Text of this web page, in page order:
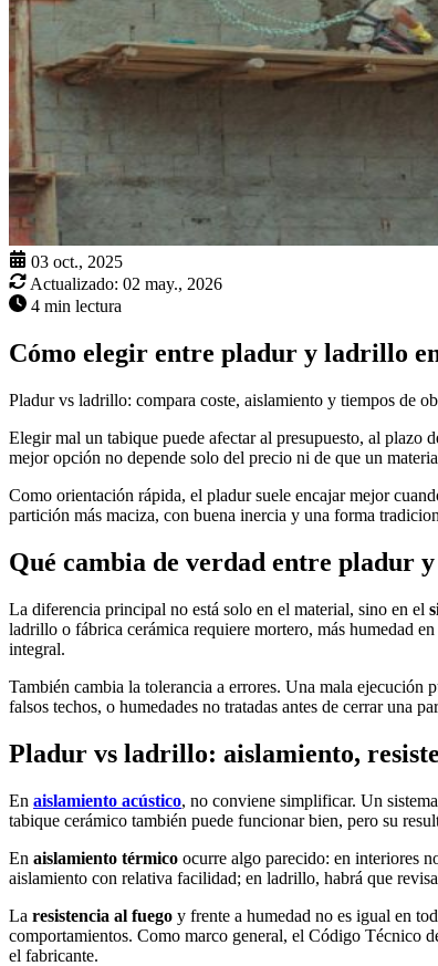
03 oct., 2025
Actualizado: 02 may., 2026
4 min lectura
Cómo elegir entre pladur y ladrillo
Pladur vs ladrillo: compara coste, aislamiento y tiempos de
Elegir mal un tabique puede afectar al presupuesto, al plazo
mejor opción no depende solo del precio ni de que un
Como orientación rápida, el pladur suele encajar mejor
partición más maciza, con buena inercia y una forma
Qué cambia de verdad entre pladur
La diferencia principal no está solo en el material, sino en el
ladrillo o fábrica cerámica requiere mortero, más humedad
integral.
También cambia la tolerancia a errores. Una mala ejecución
falsos techos, o humedades no tratadas antes de cerrar una
Pladur vs ladrillo: aislamiento,
En aislamiento acústico, no conviene simplificar. Un
tabique cerámico también puede funcionar bien, pero su
En aislamiento térmico ocurre algo parecido: en interiores
aislamiento con relativa facilidad; en ladrillo, habrá que
La resistencia al fuego y frente a humedad no es igual en
comportamientos. Como marco general, el Código Técnico
el fabricante.